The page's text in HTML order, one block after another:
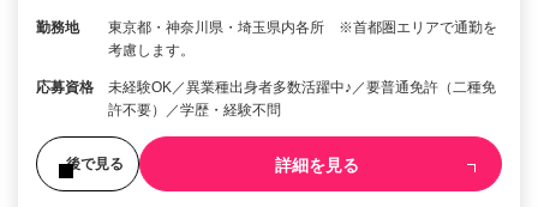
勤務地
東京都・神奈川県・埼玉県内各所 ※首都圏エリアで通勤を
考慮します。
応募資格
未経験OK／異業種出身者多数活躍中♪／要普通免許（二種免
許不要）／学歴・経験不問
後で見る 詳細を見る